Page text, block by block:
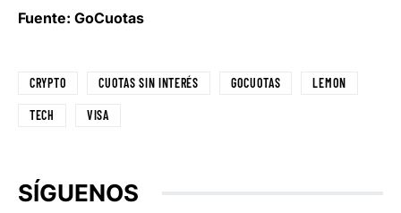
Fuente: GoCuotas
CRYPTO CUOTAS SIN INTERÉS GOCUOTAS LEMON
TECH VISA
SÍGUENOS